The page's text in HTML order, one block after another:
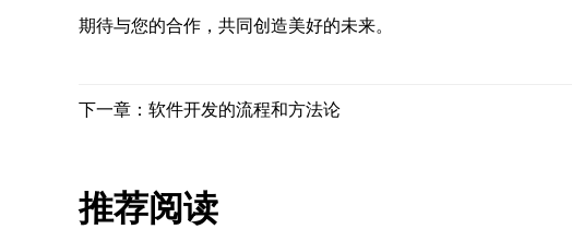
期待与您的合作，共同创造美好的未来。
下一章：软件开发的流程和方法论
推荐阅读